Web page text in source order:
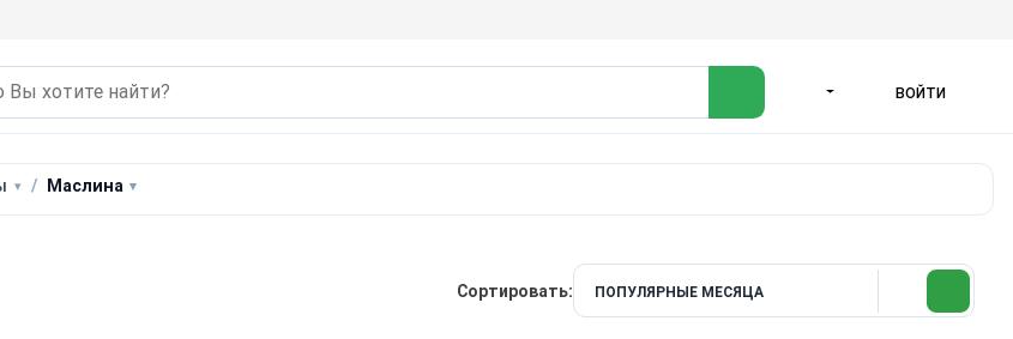
ВОЙТИ
Маслина
Сортировать: ПОПУЛЯРНЫЕ МЕСЯЦА